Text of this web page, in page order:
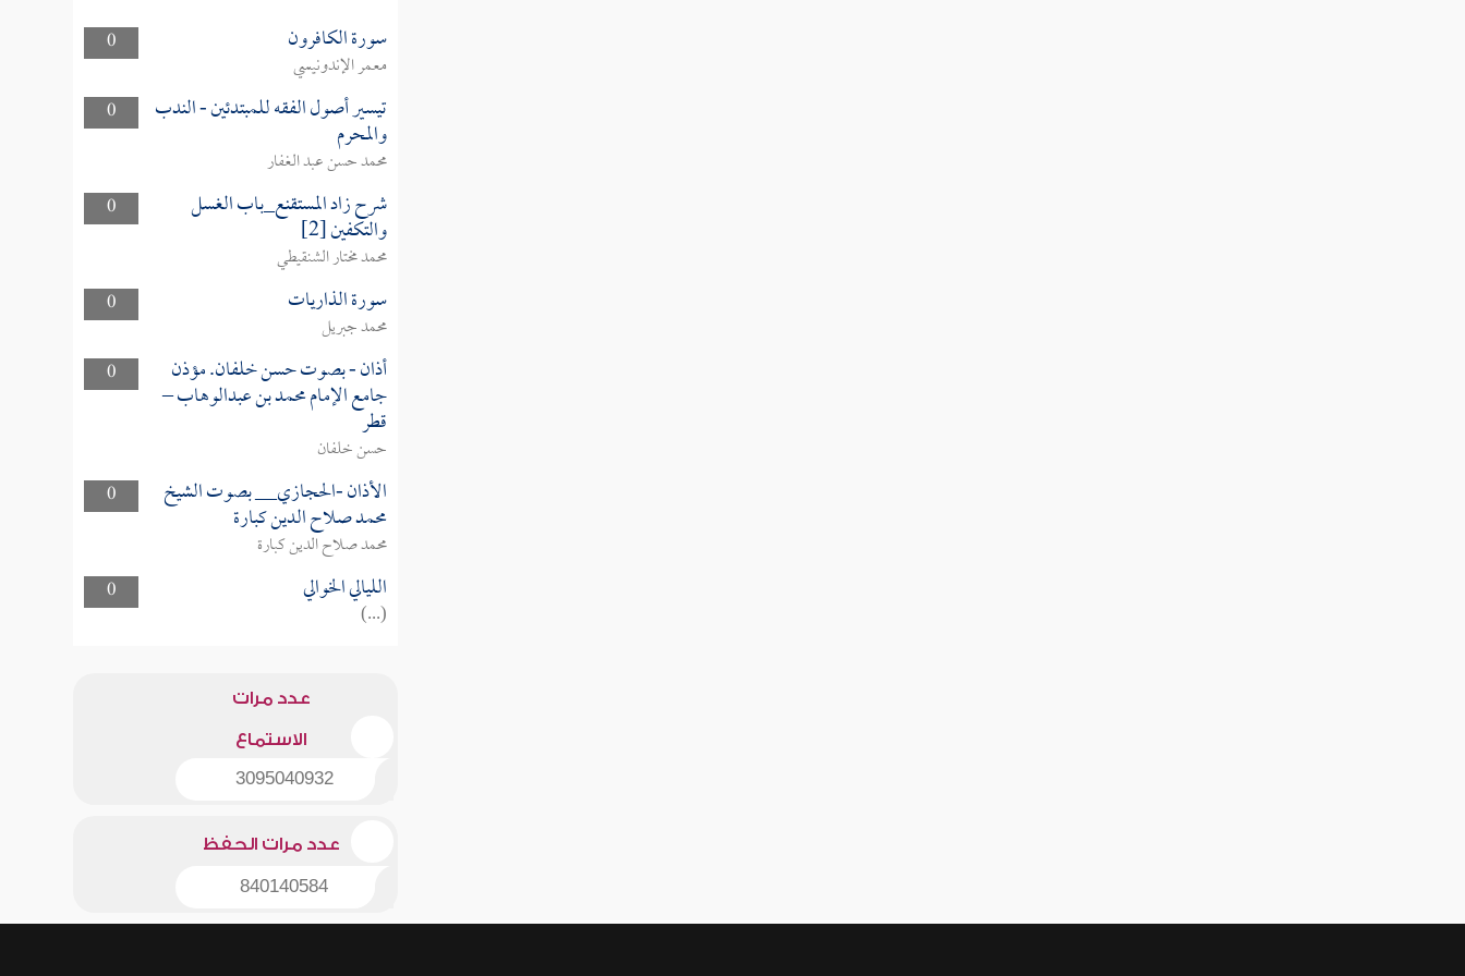
0 سورة الكافرون
معمر الإندونيسي
0
تيسير أصول الفقه للمبتدئين - الندب
والمحرم
محمد حسن عبد الغفار
0
شرح زاد المستقنع_باب الغسل
والتكفين [2]
محمد مختار الشنقيطي
0
سورة الذاريات
محمد جبريل
0
أذان - بصوت حسن خلفان. مؤذن
جامع الإمام محمد بن عبدالوهاب –
قطر
حسن خلفان
0
الأذان -الحجازي__ بصوت الشيخ
محمد صلاح الدين كبارة
محمد صلاح الدين كبارة
0
الليالي الخوالي
(...)
عدد مرات
الاستماع
3095040932
عدد مرات الحفظ
840140584